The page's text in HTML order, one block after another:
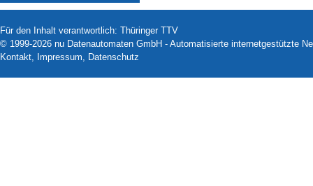
Für den Inhalt verantwortlich: Thüringer TTV
© 1999-2026 nu Datenautomaten GmbH - Automatisierte internetgestützte
Kontakt, Impressum, Datenschutz